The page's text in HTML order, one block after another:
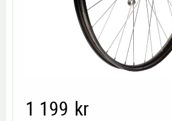
1 199 kr